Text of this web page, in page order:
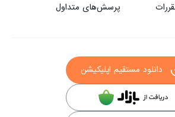
پرسش‌های متداول
دانلود مستقیم اپلیکیشن